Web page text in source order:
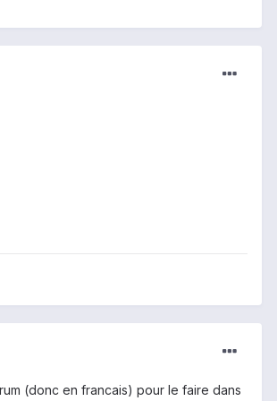
(donc en francais) pour le faire dans